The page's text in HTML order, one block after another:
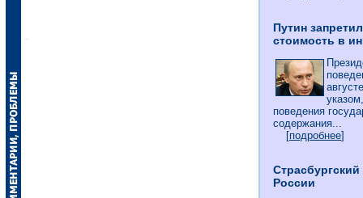
Путин
стоимость в
поведения
содержания...
[подробнее]
России